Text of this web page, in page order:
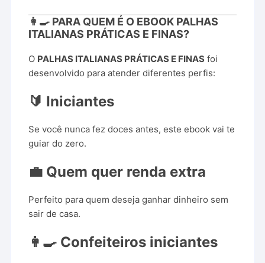
👩‍🍳 PARA QUEM É O EBOOK PALHAS
ITALIANAS PRÁTICAS E FINAS?
O PALHAS ITALIANAS PRÁTICAS E FINAS foi
desenvolvido para atender diferentes perfis:
🔰 Iniciantes
Se você nunca fez doces antes, este ebook vai te
guiar do zero.
💼 Quem quer renda extra
Perfeito para quem deseja ganhar dinheiro sem
sair de casa.
👩‍🍳 Confeiteiros iniciantes